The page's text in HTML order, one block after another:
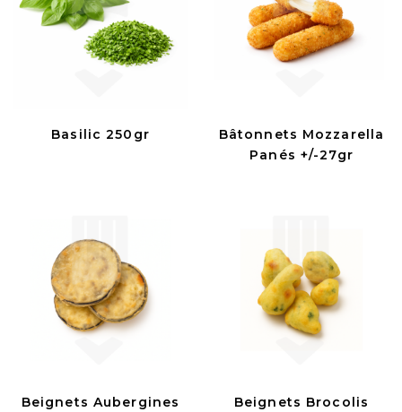
Basilic 250gr
Bâtonnets Mozzarella
Panés +/-27gr
Beignets Aubergines
Beignets Brocolis